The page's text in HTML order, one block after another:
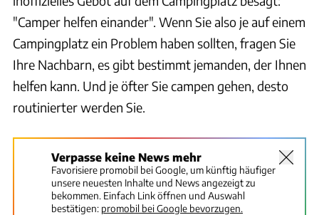
"Camper helfen einander". Wenn Sie also je auf einem
Campingplatz ein Problem haben sollten, fragen Sie
Ihre Nachbarn, es gibt bestimmt jemanden, der Ihnen
helfen kann. Und je öfter Sie campen gehen, desto
routinierter werden Sie.
Verpasse keine News mehr
Favorisiere promobil bei Google, um künftig häufiger
unsere neuesten Inhalte und News angezeigt zu
bekommen. Einfach Link öffnen und Auswahl
bestätigen: promobil bei Google bevorzugen.